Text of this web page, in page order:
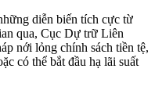
diễn biến tích cực từ
qua, Cục Dự trữ Liên
nới lỏng chính sách tiền tệ,
có thể bắt đầu hạ lãi suất